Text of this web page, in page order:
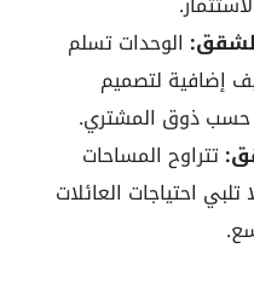
الوحدات تسلم
إضافية لتصميم
حسب ذوق المشتري.
تتراوح المساحات
وقد لا تلبي احتياجات العائلات